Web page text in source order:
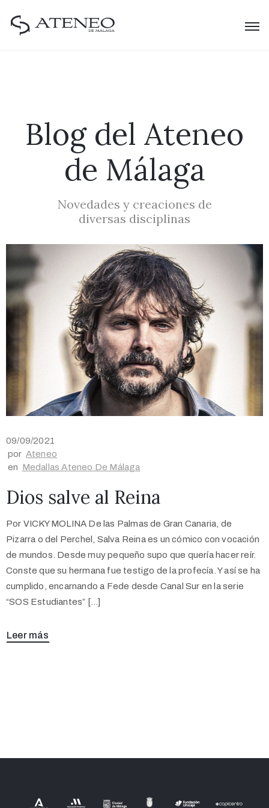
Blog del Ateneo
de Málaga
Novedades y creaciones de
diversas disciplinas
09/09/2021
por Ateneo
en Medallas Ateneo De Málaga
Dios salve al Reina
Por VICKY MOLINA De las Palmas de Gran Canaria, de
Pizarra o del Perchel, Salva Reina es un cómico con vocación
de mundos. Desde muy pequeño supo que quería hacer reír.
Conste que su hermana fue testigo de la profecía. Y así se ha
cumplido, encarnando a Fede desde Canal Sur en la serie
“SOS Estudiantes” […]
Leer más